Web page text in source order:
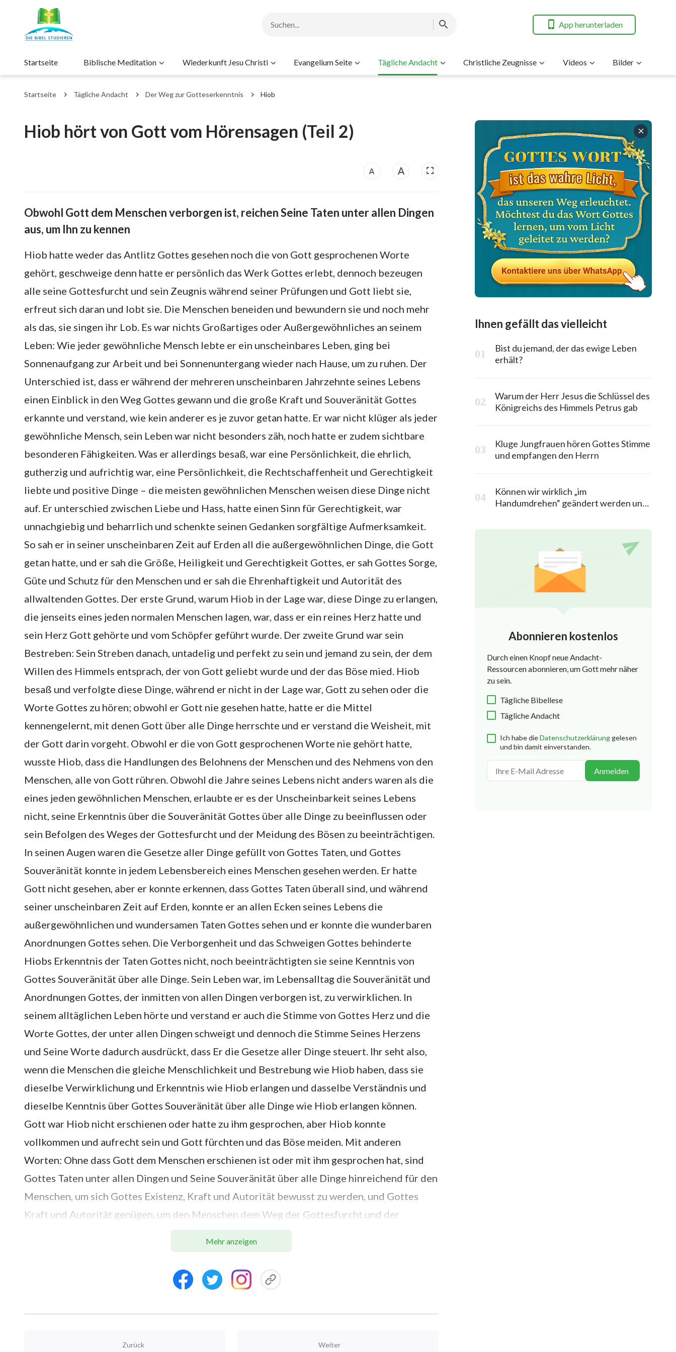
App herunterladen
Startseite Biblische Meditation Wiederkunft Jesu Christi Evangelium Seite Tägliche Andacht Christliche Zeugnisse Videos Bilder
Startseite Tägliche Andacht Der Weg zur Gotteserkenntnis Hiob
Hiob hört von Gott vom Hörensagen (Teil 2)
Obwohl Gott dem Menschen verborgen ist, reichen Seine Taten unter allen Dingen
aus, um Ihn zu kennen
Hiob hatte weder das Antlitz Gottes gesehen noch die von Gott gesprochenen Worte
gehört, geschweige denn hatte er persönlich das Werk Gottes erlebt, dennoch bezeugen
alle seine Gottesfurcht und sein Zeugnis während seiner Prüfungen und Gott liebt sie,
erfreut sich daran und lobt sie. Die Menschen beneiden und bewundern sie und noch mehr
als das, sie singen ihr Lob. Es war nichts Großartiges oder Außergewöhnliches an seinem
Leben: Wie jeder gewöhnliche Mensch lebte er ein unscheinbares Leben, ging bei
Sonnenaufgang zur Arbeit und bei Sonnenuntergang wieder nach Hause, um zu ruhen. Der
Unterschied ist, dass er während der mehreren unscheinbaren Jahrzehnte seines Lebens
einen Einblick in den Weg Gottes gewann und die große Kraft und Souveränität Gottes
erkannte und verstand, wie kein anderer es je zuvor getan hatte. Er war nicht klüger als jeder
gewöhnliche Mensch, sein Leben war nicht besonders zäh, noch hatte er zudem sichtbare
besonderen Fähigkeiten. Was er allerdings besaß, war eine Persönlichkeit, die ehrlich,
gutherzig und aufrichtig war, eine Persönlichkeit, die Rechtschaffenheit und Gerechtigkeit
liebte und positive Dinge – die meisten gewöhnlichen Menschen weisen diese Dinge nicht
auf. Er unterschied zwischen Liebe und Hass, hatte einen Sinn für Gerechtigkeit, war
unnachgiebig und beharrlich und schenkte seinen Gedanken sorgfältige Aufmerksamkeit.
So sah er in seiner unscheinbaren Zeit auf Erden all die außergewöhnlichen Dinge, die Gott
getan hatte, und er sah die Größe, Heiligkeit und Gerechtigkeit Gottes, er sah Gottes Sorge,
Güte und Schutz für den Menschen und er sah die Ehrenhaftigkeit und Autorität des
allwaltenden Gottes. Der erste Grund, warum Hiob in der Lage war, diese Dinge zu erlangen,
die jenseits eines jeden normalen Menschen lagen, war, dass er ein reines Herz hatte und
sein Herz Gott gehörte und vom Schöpfer geführt wurde. Der zweite Grund war sein
Bestreben: Sein Streben danach, untadelig und perfekt zu sein und jemand zu sein, der dem
Willen des Himmels entsprach, der von Gott geliebt wurde und der das Böse mied. Hiob
besaß und verfolgte diese Dinge, während er nicht in der Lage war, Gott zu sehen oder die
Worte Gottes zu hören; obwohl er Gott nie gesehen hatte, hatte er die Mittel
kennengelernt, mit denen Gott über alle Dinge herrschte und er verstand die Weisheit, mit
der Gott darin vorgeht. Obwohl er die von Gott gesprochenen Worte nie gehört hatte,
wusste Hiob, dass die Handlungen des Belohnens der Menschen und des Nehmens von den
Menschen, alle von Gott rühren. Obwohl die Jahre seines Lebens nicht anders waren als die
eines jeden gewöhnlichen Menschen, erlaubte er es der Unscheinbarkeit seines Lebens
nicht, seine Erkenntnis über die Souveränität Gottes über alle Dinge zu beeinflussen oder
sein Befolgen des Weges der Gottesfurcht und der Meidung des Bösen zu beeinträchtigen.
In seinen Augen waren die Gesetze aller Dinge gefüllt von Gottes Taten, und Gottes
Souveränität konnte in jedem Lebensbereich eines Menschen gesehen werden. Er hatte
Gott nicht gesehen, aber er konnte erkennen, dass Gottes Taten überall sind, und während
seiner unscheinbaren Zeit auf Erden, konnte er an allen Ecken seines Lebens die
außergewöhnlichen und wundersamen Taten Gottes sehen und er konnte die wunderbaren
Anordnungen Gottes sehen. Die Verborgenheit und das Schweigen Gottes behinderte
Hiobs Erkenntnis der Taten Gottes nicht, noch beeinträchtigten sie seine Kenntnis von
Gottes Souveränität über alle Dinge. Sein Leben war, im Lebensalltag die Souveränität und
Anordnungen Gottes, der inmitten von allen Dingen verborgen ist, zu verwirklichen. In
seinem alltäglichen Leben hörte und verstand er auch die Stimme von Gottes Herz und die
Worte Gottes, der unter allen Dingen schweigt und dennoch die Stimme Seines Herzens
und Seine Worte dadurch ausdrückt, dass Er die Gesetze aller Dinge steuert. Ihr seht also,
wenn die Menschen die gleiche Menschlichkeit und Bestrebung wie Hiob haben, dass sie
dieselbe Verwirklichung und Erkenntnis wie Hiob erlangen und dasselbe Verständnis und
dieselbe Kenntnis über Gottes Souveränität über alle Dinge wie Hiob erlangen können.
Gott war Hiob nicht erschienen oder hatte zu ihm gesprochen, aber Hiob konnte
vollkommen und aufrecht sein und Gott fürchten und das Böse meiden. Mit anderen
Worten: Ohne dass Gott dem Menschen erschienen ist oder mit ihm gesprochen hat, sind
Gottes Taten unter allen Dingen und Seine Souveränität über alle Dinge hinreichend für den
Menschen, um sich Gottes Existenz, Kraft und Autorität bewusst zu werden, und Gottes
Kraft und Autorität genügen, um den Menschen dem Weg der Gottesfurcht und der
Meidung des Bösen folgen zu lassen. Da ein gewöhnlicher Mensch wie Hiob in der Lage war,
Gottesfurcht zu erlangen und das Böse zu meiden, so sollte auch jeder gewöhnliche
Mensch, der Gott folgt, in der Lage dazu sein. Obwohl diese Worte wie logische
Schlussfolgerungen klingen mögen, stehen sie nicht im Widerspruch mit den Gesetzen der
Beim Erwähnen von „Gottesfurcht und Böses meiden“, denken die Menschen, dass nur Hiob
Mehr anzeigen
Zurück Weiter
Ihnen gefällt das vielleicht
Bist du jemand, der das ewige Leben
erhält?
Warum der Herr Jesus die Schlüssel des
Königreichs des Himmels Petrus gab
Kluge Jungfrauen hören Gottes Stimme
und empfangen den Herrn
Können wir wirklich „im
Handumdrehen“ geändert werden und
Abonnieren kostenlos
Durch einen Knopf neue Andacht-
Ressourcen abonnieren, um Gott mehr näher
zu sein.
Tägliche Bibellese
Tägliche Andacht
Ich habe dieDatenschutzerklärung gelesen
und bin damit einverstanden.